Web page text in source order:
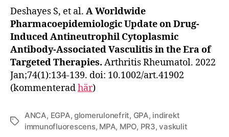
Deshayes S, et al. A Worldwide
Pharmacoepidemiologic Update on Drug-
Induced Antineutrophil Cytoplasmic
Antibody-Associated Vasculitis in the Era of
Targeted Therapies. Arthritis Rheumatol. 2022
Jan;74(1):134-139. doi: 10.1002/art.41902
(kommenteradhär)
Etiketter
ANCA, EGPA, glomerulonefrit, GPA, indirekt
immunofluorescens, MPA, MPO, PR3,vaskulit